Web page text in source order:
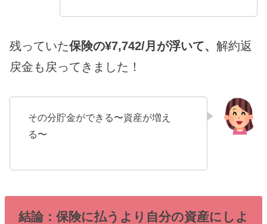
残っていた保険の¥7,742/月が浮いて、解約返
戻金も戻ってきました！
その分貯金ができる〜資産が増え
る〜
結論：保険に払うより自分の資産にしよ